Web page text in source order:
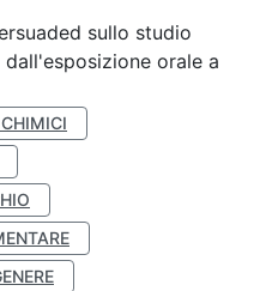
sullo studio
orale a